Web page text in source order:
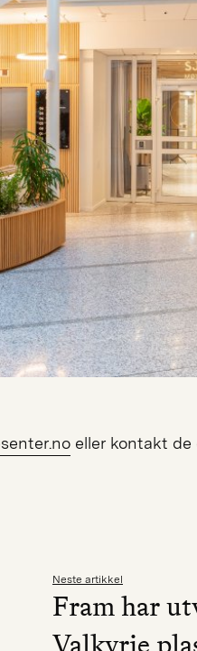
Søk
eller kontakt de
Neste artikkel
Fram har